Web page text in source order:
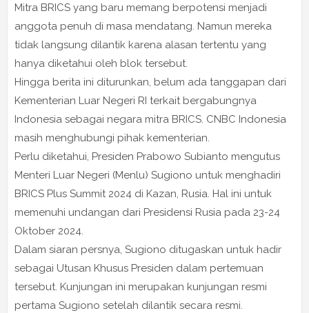
Mitra BRICS yang baru memang berpotensi menjadi
anggota penuh di masa mendatang. Namun mereka
tidak langsung dilantik karena alasan tertentu yang
hanya diketahui oleh blok tersebut.
Hingga berita ini diturunkan, belum ada tanggapan dari
Kementerian Luar Negeri RI terkait bergabungnya
Indonesia sebagai negara mitra BRICS. CNBC Indonesia
masih menghubungi pihak kementerian.
Perlu diketahui, Presiden Prabowo Subianto mengutus
Menteri Luar Negeri (Menlu) Sugiono untuk menghadiri
BRICS Plus Summit 2024 di Kazan, Rusia. Hal ini untuk
memenuhi undangan dari Presidensi Rusia pada 23-24
Oktober 2024.
Dalam siaran persnya, Sugiono ditugaskan untuk hadir
sebagai Utusan Khusus Presiden dalam pertemuan
tersebut. Kunjungan ini merupakan kunjungan resmi
pertama Sugiono setelah dilantik secara resmi.